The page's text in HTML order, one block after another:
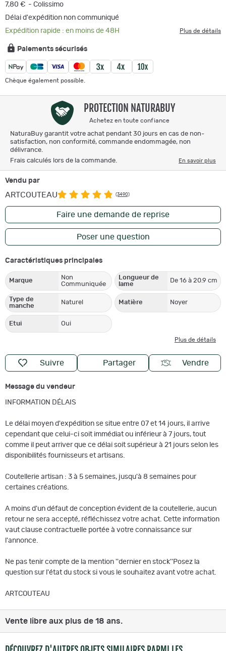
7,80 € - Colissimo
Délai d'expédition non communiqué
Expédition rapide : en moins de 48H
Plus de détails
Paiements sécurisés
Chèque également possible.
PROTECTION NATURABUY
Achetez en toute confiance
NaturaBuy garantit votre achat pendant 30 jours en cas de non-
satisfaction, non conformité, commande endommagée, non
délivrance.
Frais calculés lors de la commande.
En savoir plus
Vendu par
ARTCOUTEAU (3490)
Faire une demande de reprise
Poser une question
Caractéristiques principales
Marque
Non
Communiquée
Longueur de
lame
De 16 à 20.9 cm
Type de
manche
Naturel Matière Noyer
Etui Oui
Plus de détails
Suivre Partager Vendre
Message du vendeur
INFORMATION DÉLAIS
Le délai moyen d'expédition se situe entre 07 et 14 jours, il arrive
cependant que celui-ci soit immédiat ou inférieur à 7 jours, tout
comme il peut arriver que ce délai soit supérieur à 21 jours selon les
disponibilités fournisseurs et artisans.
Coutellerie artisan : 3 à 5 semaines, jusqu'à 8 semaines pour
certaines créations.
A moins d'un défaut de conception évident de la coutellerie, aucun
retour ne sera accepté, réfléchissez votre achat. Cette information
vaut clause contractuelle portée à votre connaissance sur
l'annonce.
Ne pas tenir compte de la mention ''dernier en stock''Posez la
question sur l'état du stock si vous le souhaitez avant votre achat.
ARTCOUTEAU
Vente libre aux plus de 18 ans.